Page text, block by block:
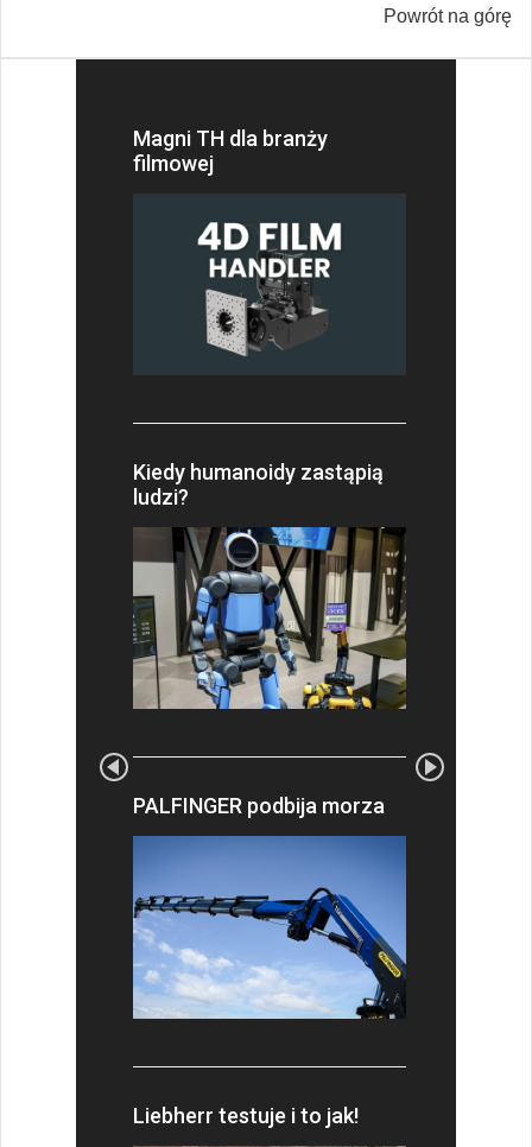
Powrót na górę
Magni TH dla branży
filmowej
Kiedy humanoidy zastąpią
ludzi?
PALFINGER podbija morza
Liebherr testuje i to jak!